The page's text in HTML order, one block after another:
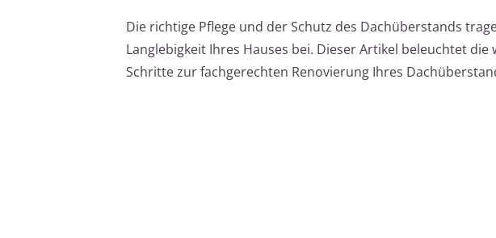
Die richtige Pflege und der Schutz des Dachüberstands
Langlebigkeit Ihres Hauses bei. Dieser Artikel beleuchtet die
Schritte zur fachgerechten Renovierung Ihres